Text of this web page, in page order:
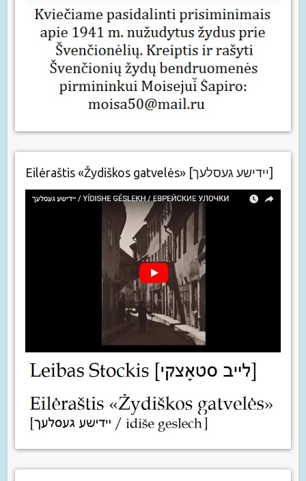
Eilėraštis «Žydiškos gatvelės» [יידישע געסלעך]